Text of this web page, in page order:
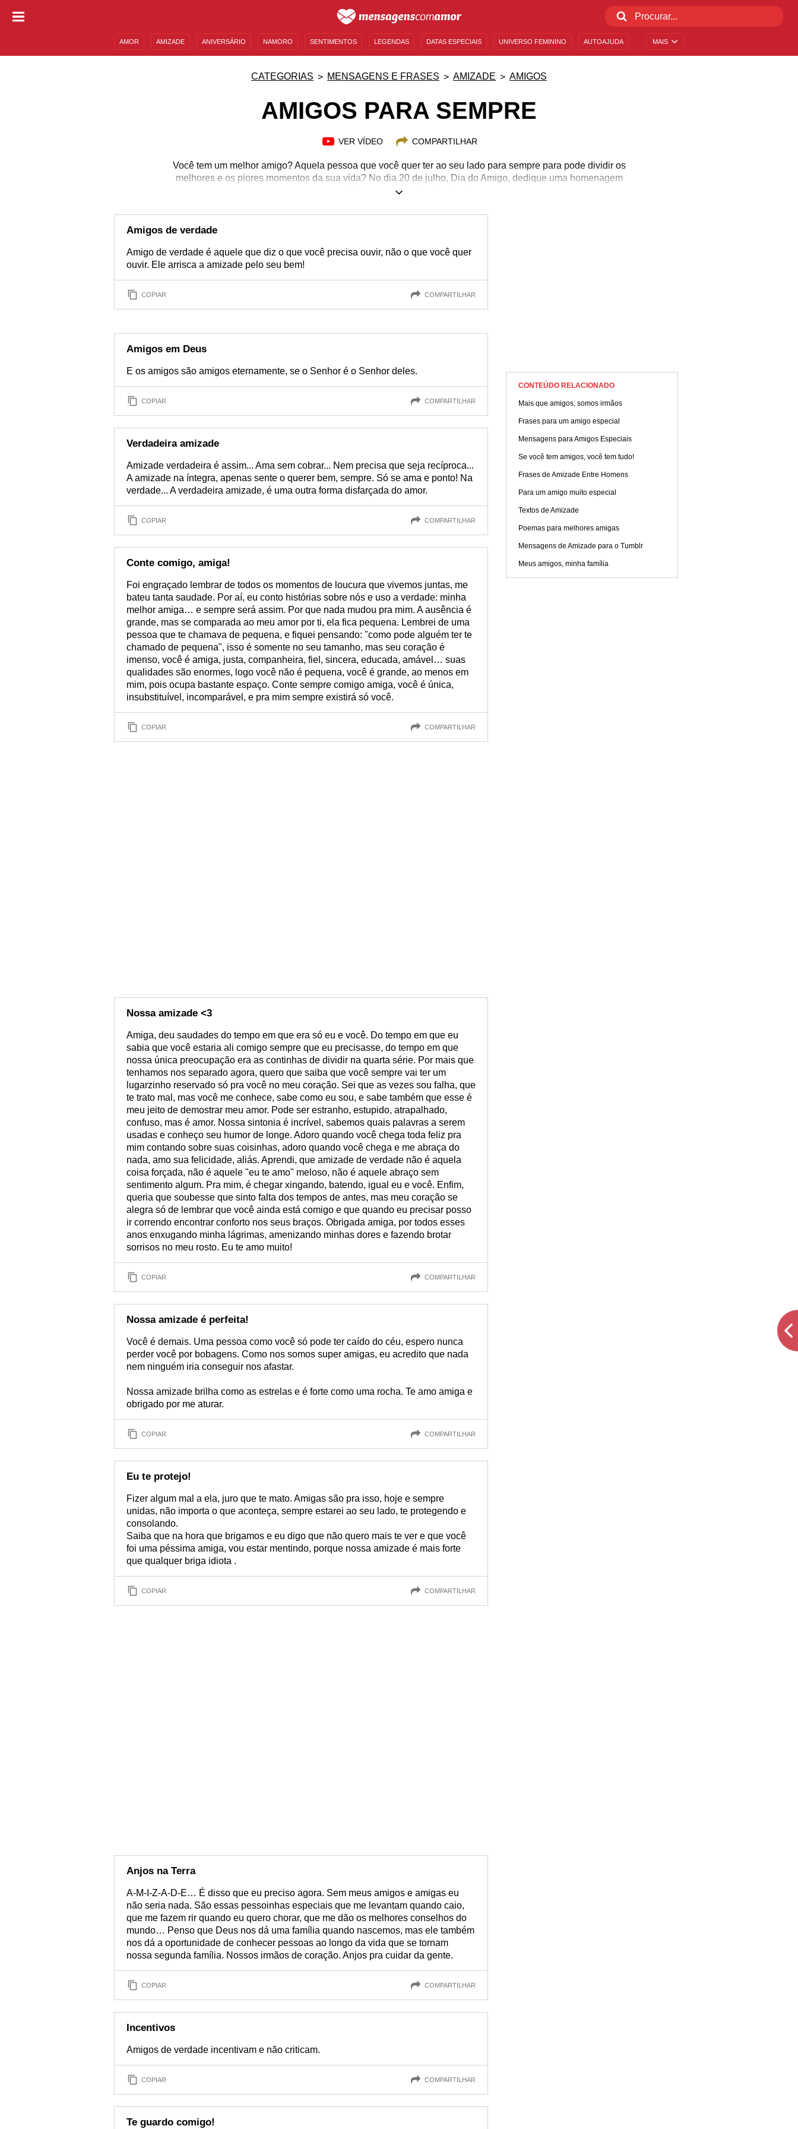
MAIS
AMOR AMIZADE ANIVERSÁRIO NAMORO SENTIMENTOS LEGENDAS DATAS ESPECIAIS UNIVERSO FEMININO AUTOAJUDA
CATEGORIAS MENSAGENS E FRASES AMIZADE AMIGOS
AMIGOS PARA SEMPRE
VER VÍDEO COMPARTILHAR
Você tem um melhor amigo? Aquela pessoa que você quer ter ao seu lado para sempre para pode dividir os
melhores e os piores momentos da sua vida? No dia 20 de julho, Dia do Amigo, dedique uma homenagem
especial ao seu companheiro de vida.
Amigos de verdade
Amigo de verdade é aquele que diz o que você precisa ouvir, não o que você quer
ouvir. Ele arrisca a amizade pelo seu bem!
COPIAR COMPARTILHAR
Amigos em Deus
E os amigos são amigos eternamente, se o Senhor é o Senhor deles.
COPIAR COMPARTILHAR
Verdadeira amizade
Amizade verdadeira é assim... Ama sem cobrar... Nem precisa que seja recíproca...
A amizade na íntegra, apenas sente o querer bem, sempre. Só se ama e ponto! Na
verdade... A verdadeira amizade, é uma outra forma disfarçada do amor.
COPIAR COMPARTILHAR
Conte comigo, amiga!
Foi engraçado lembrar de todos os momentos de loucura que vivemos juntas, me
bateu tanta saudade. Por aí, eu conto histórias sobre nós e uso a verdade: minha
melhor amiga… e sempre será assim. Por que nada mudou pra mim. A ausência é
grande, mas se comparada ao meu amor por ti, ela fica pequena. Lembrei de uma
pessoa que te chamava de pequena, e fiquei pensando: "como pode alguém ter te
chamado de pequena", isso é somente no seu tamanho, mas seu coração é
imenso, você é amiga, justa, companheira, fiel, sincera, educada, amável… suas
qualidades são enormes, logo você não é pequena, você é grande, ao menos em
mim, pois ocupa bastante espaço. Conte sempre comigo amiga, você é única,
insubstituível, incomparável, e pra mim sempre existirá só você.
COPIAR COMPARTILHAR
Nossa amizade <3
Amiga, deu saudades do tempo em que era só eu e você. Do tempo em que eu
sabia que você estaria ali comigo sempre que eu precisasse, do tempo em que
nossa única preocupação era as continhas de dividir na quarta série. Por mais que
tenhamos nos separado agora, quero que saiba que você sempre vai ter um
lugarzinho reservado só pra você no meu coração. Sei que as vezes sou falha, que
te trato mal, mas você me conhece, sabe como eu sou, e sabe também que esse é
meu jeito de demostrar meu amor. Pode ser estranho, estupido, atrapalhado,
confuso, mas é amor. Nossa sintonia é incrível, sabemos quais palavras a serem
usadas e conheço seu humor de longe. Adoro quando você chega toda feliz pra
mim contando sobre suas coisinhas, adoro quando você chega e me abraça do
nada, amo sua felicidade, aliás. Aprendi, que amizade de verdade não é aquela
coisa forçada, não é aquele "eu te amo" meloso, não é aquele abraço sem
sentimento algum. Pra mim, é chegar xingando, batendo, igual eu e você. Enfim,
queria que soubesse que sinto falta dos tempos de antes, mas meu coração se
alegra só de lembrar que você ainda está comigo e que quando eu precisar posso
ir correndo encontrar conforto nos seus braços. Obrigada amiga, por todos esses
anos enxugando minha lágrimas, amenizando minhas dores e fazendo brotar
sorrisos no meu rosto. Eu te amo muito!
COPIAR COMPARTILHAR
Nossa amizade é perfeita!
Você é demais. Uma pessoa como você só pode ter caído do céu, espero nunca
perder você por bobagens. Como nos somos super amigas, eu acredito que nada
nem ninguém iria conseguir nos afastar.
Nossa amizade brilha como as estrelas e é forte como uma rocha. Te amo amiga e
obrigado por me aturar.
COPIAR COMPARTILHAR
Eu te protejo!
Fizer algum mal a ela, juro que te mato. Amigas são pra isso, hoje e sempre
unidas, não importa o que aconteça, sempre estarei ao seu lado, te protegendo e
consolando.
Saiba que na hora que brigamos e eu digo que não quero mais te ver e que você
foi uma péssima amiga, vou estar mentindo, porque nossa amizade é mais forte
que qualquer briga idiota .
COPIAR COMPARTILHAR
Anjos na Terra
A-M-I-Z-A-D-E… É disso que eu preciso agora. Sem meus amigos e amigas eu
não seria nada. São essas pessoinhas especiais que me levantam quando caio,
que me fazem rir quando eu quero chorar, que me dão os melhores conselhos do
mundo… Penso que Deus nos dá uma família quando nascemos, mas ele também
nos dá a oportunidade de conhecer pessoas ao longo da vida que se tornam
nossa segunda família. Nossos irmãos de coração. Anjos pra cuidar da gente.
COPIAR COMPARTILHAR
Incentivos
Amigos de verdade incentivam e não criticam.
COPIAR COMPARTILHAR
Te guardo comigo!
CONTEÚDO RELACIONADO
Mais que amigos, somos irmãos
Frases para um amigo especial
Mensagens para Amigos Especiais
Se você tem amigos, você tem tudo!
Frases de Amizade Entre Homens
Para um amigo muito especial
Textos de Amizade
Poemas para melhores amigas
Mensagens de Amizade para o Tumblr
Meus amigos, minha família